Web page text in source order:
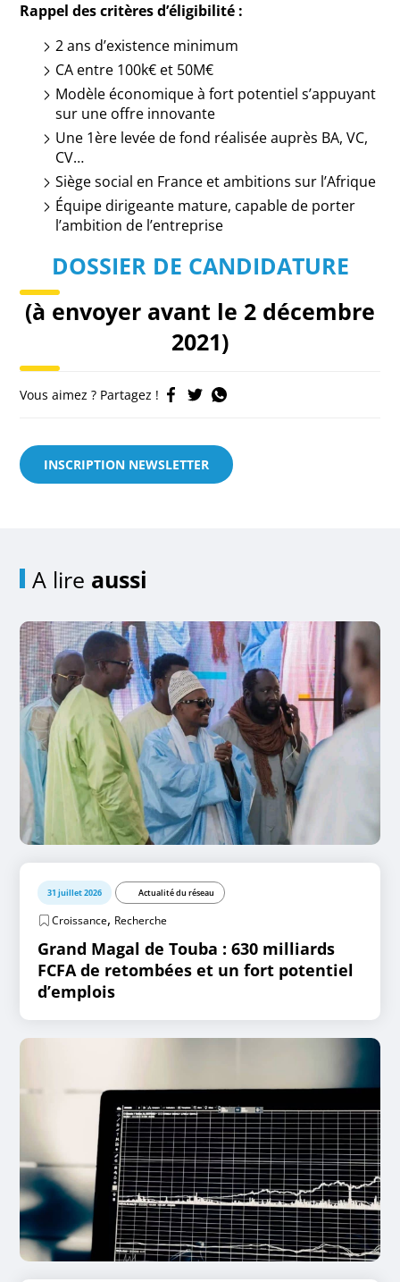
Rappel des critères d’éligibilité :
2 ans d’existence minimum
CA entre 100k€ et 50M€
Modèle économique à fort potentiel s’appuyant
sur une offre innovante
Une 1ère levée de fond réalisée auprès BA, VC,
CV…
Siège social en France et ambitions sur l’Afrique
Équipe dirigeante mature, capable de porter
l’ambition de l’entreprise
DOSSIER DE CANDIDATURE
(à envoyer avant le 2 décembre
2021)
Vous aimez ? Partagez !
INSCRIPTION NEWSLETTER
A lire aussi
31 juillet 2026 Actualité du réseau
Croissance, Recherche
Grand Magal de Touba : 630 milliards
FCFA de retombées et un fort potentiel
d’emplois